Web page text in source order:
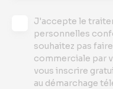
J'accepte le
personnelles
souhaitez pas
commerciale par
vous inscrire
au démarchage